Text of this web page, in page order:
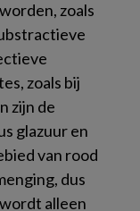
zoals
zoals bij
zijn de
glazuur en
van rood
dus
alleen